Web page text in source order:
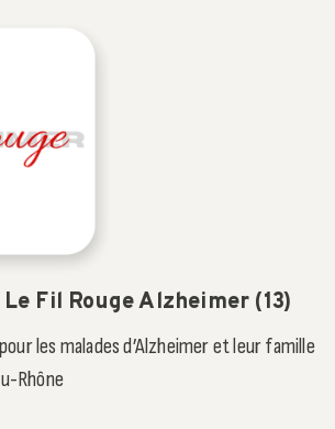
Fil Rouge Alzheimer (13)
les malades d’Alzheimer et leur famille
Rhône